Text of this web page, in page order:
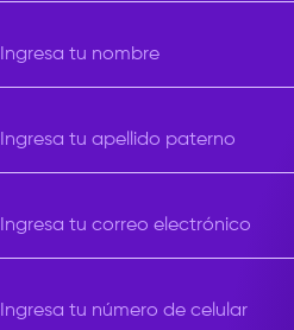
Ingresa tu nombre
Ingresa tu apellido paterno
Ingresa tu correo electrónico
Ingresa tu número de celular